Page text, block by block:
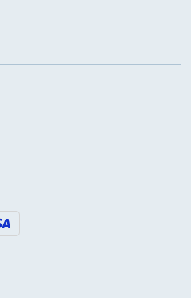
1686-
1700-
und
1815